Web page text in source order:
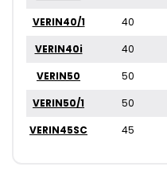
VERIN40/1
40
VERIN40i
40
VERIN50
50
VERIN50/1
50
VERIN45SC
45